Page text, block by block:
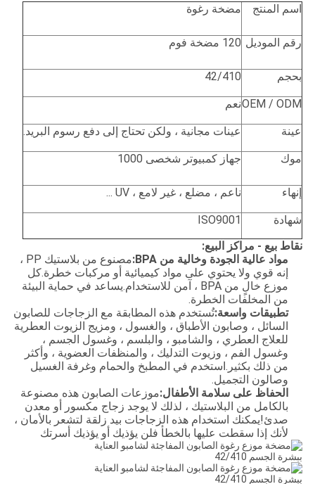
اسم المنتج
مضخة رغوة
رقم الموديل 120 مضخة فوم
بحجم 42/410
OEM / ODMنعم
عينة عينات مجانية ، ولكن تحتاج إلى دفع رسوم البريد.
موك جهاز كمبيوتر شخصى 1000
إنهاء ناعم ، مضلع ، غير لامع ، UV ...
شهادة
ISO9001
نقاط بيع - مراكز البيع:
مواد عالية الجودة وخالية من BPA:
مصنوع من بلاستيك PP ،
إنه قوي ولا يحتوي على مواد كيميائية أو مركبات خطرة.كل
موزع خالٍ من BPA ، آمن للاستخدام.يساعد في حماية البيئة
من المخلفات الخطرة.
تطبيقات واسعة:تُستخدم هذه المطابقة مع الزجاجات للصابون
السائل ، وصابون الأطباق ، والغسول ، ومزيج الزيوت العطرية
للعلاج العطري ، والشامبو ، والبلسم ، وغسول الجسم ،
وغسول الفم ، وزيوت التدليك ، والمنظفات العضوية ، وأكثر
من ذلك بكثير.استخدم في المطبخ والحمام وغرفة الغسيل
وصالون التجميل.
الحفاظ على سلامة الأطفال:موزعات الصابون هذه مصنوعة
بالكامل من البلاستيك ، لذلك لا يوجد زجاج مكسور أو معدن
صدئ!يمكنك استخدام هذه الزجاجات بيد زلقة لتشعر بالأمان ،
لأنك إذا سقطت عليها بالخطأ فلن يؤذيك أو يؤذيك أسرتك